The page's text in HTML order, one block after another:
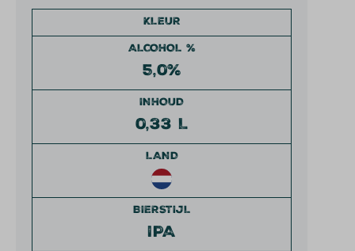
KLEUR
ALCOHOL %
5,0%
INHOUD
0,33 L
LAND
BIERSTIJL
IPA